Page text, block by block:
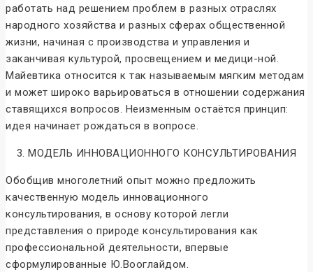
работать над решением проблем в разных отраслях
народного хозяйства и разных сферах общественной
жизни, начиная с производства и управления и
заканчивая культурой, просвещением и медици-ной.
Майевтика относится к так называемым мягким методам
и может широко варьироваться в отношении содержания
ставящихся вопросов. Неизменным остаётся принцип:
идея начинает рождаться в вопросе.
3. МОДЕЛЬ ИННОВАЦИОННОГО КОНСУЛЬТИРОВАНИЯ
Обобщив многолетний опыт можно предложить
качественную модель инновационного
консультирования, в основу которой легли
представления о природе консультирования как
профессиональной деятельности, впервые
сформулированные Ю.Вооглайдом.